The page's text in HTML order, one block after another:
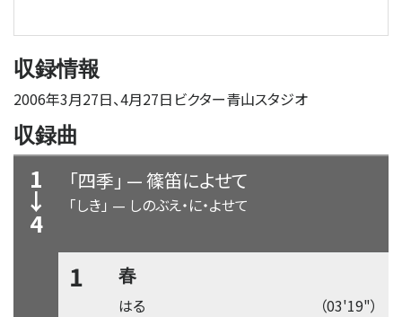
収録情報
2006年3月27日、4月27日ビクター青山スタジオ
収録曲
1
↓
4
「四季」 —篠笛によせて
「しき」 — しのぶえ・に・よせて
1 春
（03'19"）
はる